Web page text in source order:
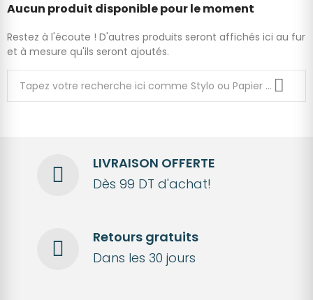
Aucun produit disponible pour le moment
Restez à l'écoute ! D'autres produits seront affichés ici au fur
et à mesure qu'ils seront ajoutés.
LIVRAISON OFFERTE
Dès 99 DT d'achat!
Retours gratuits
Dans les 30 jours